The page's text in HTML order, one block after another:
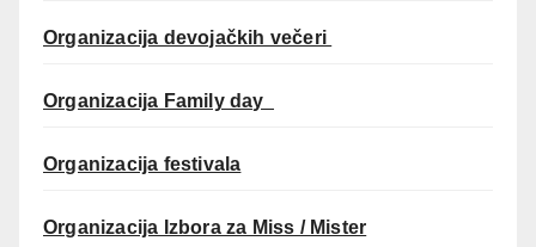
Organizacija devojačkih večeri
Organizacija Family day
Organizacija festivala
Organizacija Izbora za Miss / Mister